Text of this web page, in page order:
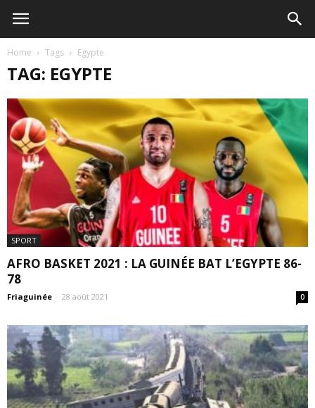
Home Tags Egypte
TAG: EGYPTE
SPORT
AFRO BASKET 2021 : LA GUINÉE BAT L’EGYPTE 86-
78
Friaguinée - 28 août 2021 0